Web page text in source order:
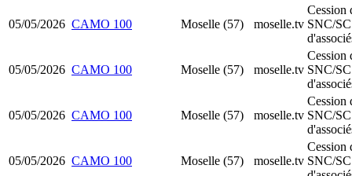
05/05/2026 CAMO 100 Moselle (57) moselle.tv
Cession
SNC/
05/05/2026 CAMO 100 Moselle (57) moselle.tv
Cession
SNC/
05/05/2026 CAMO 100 Moselle (57) moselle.tv
Cession
SNC/
05/05/2026 CAMO 100 Moselle (57) moselle.tv
Cession
SNC/